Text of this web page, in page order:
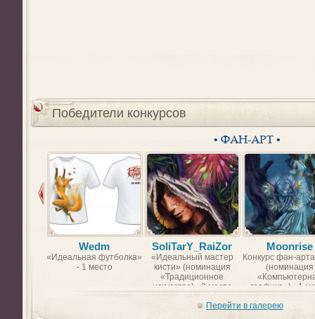
Победители конкурсов
• ФАН-АРТ •
Wedm
«Идеальная футболка»
- 1 место
SoliTarY_RaiZor
«Идеальный мастер
кисти» (номинация
«Традиционное
искусство) - 2 место
Moonrise
Конкурс фан-
(номинация
графика») - 1
Перейти в галерею